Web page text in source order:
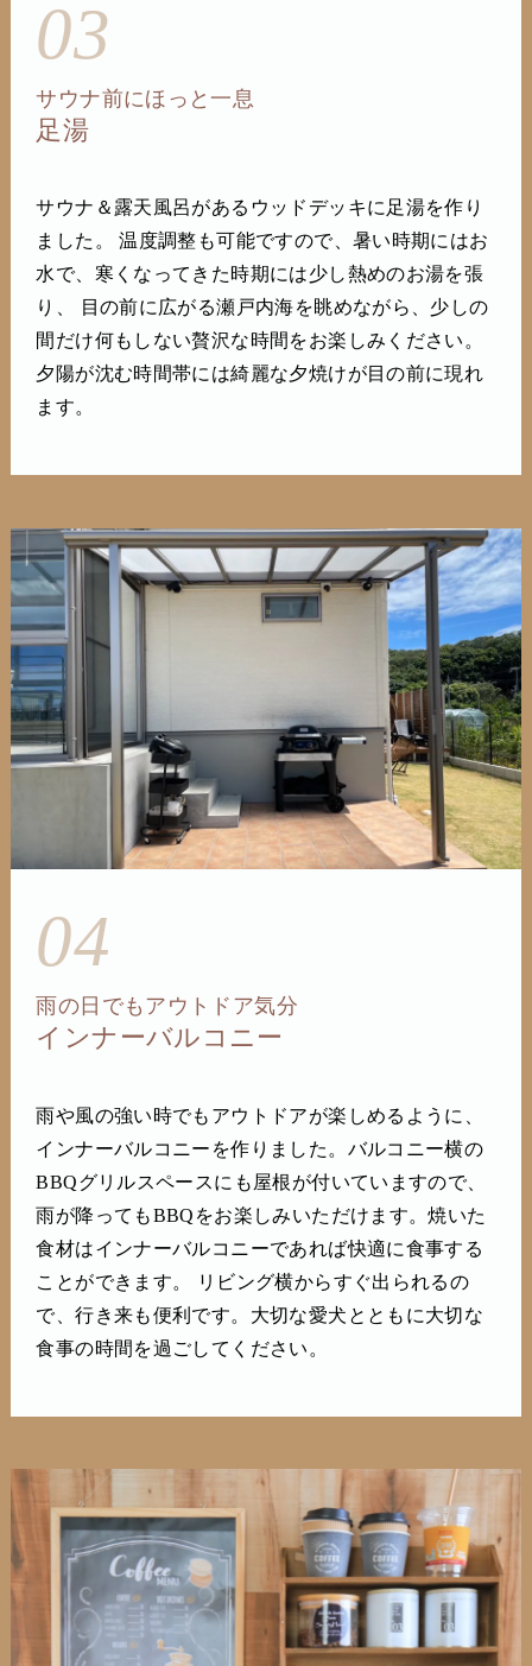
03
サウナ前にほっと一息
足湯
サウナ＆露天風呂があるウッドデッキに足湯を作り
ました。 温度調整も可能ですので、暑い時期にはお
水で、寒くなってきた時期には少し熱めのお湯を張
り、 目の前に広がる瀬戸内海を眺めながら、少しの
間だけ何もしない贅沢な時間をお楽しみください。
夕陽が沈む時間帯には綺麗な夕焼けが目の前に現れ
ます。
04
雨の日でもアウトドア気分
インナーバルコニー
雨や風の強い時でもアウトドアが楽しめるように、
インナーバルコニーを作りました。バルコニー横の
BBQグリルスペースにも屋根が付いていますので、
雨が降ってもBBQをお楽しみいただけます。焼いた
食材はインナーバルコニーであれば快適に食事する
ことができます。 リビング横からすぐ出られるの
で、行き来も便利です。大切な愛犬とともに大切な
食事の時間を過ごしてください。